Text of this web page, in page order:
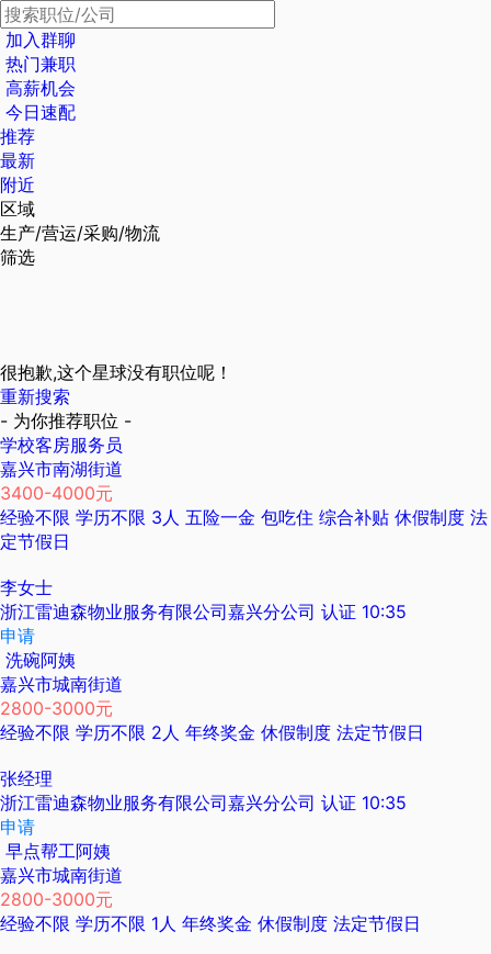
加入群聊
热门兼职
高薪机会
今日速配
推荐
最新
附近
区域
生产/营运/采购/物流
筛选
很抱歉,这个星球没有职位呢！
重新搜索
- 为你推荐职位 -
学校客房服务员
嘉兴市南湖街道
3400-4000元
经验不限 学历不限 3人 五险一金 包吃住 综合补贴 休假制度 法
定节假日
李女士
浙江雷迪森物业服务有限公司嘉兴分公司 认证 10:35
申请
洗碗阿姨
嘉兴市城南街道
2800-3000元
经验不限 学历不限 2人 年终奖金 休假制度 法定节假日
张经理
浙江雷迪森物业服务有限公司嘉兴分公司 认证 10:35
申请
早点帮工阿姨
嘉兴市城南街道
2800-3000元
经验不限 学历不限 1人 年终奖金 休假制度 法定节假日